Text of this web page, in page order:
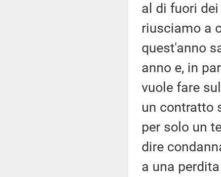
al di fuori
riusciamo a
quest'anno
anno e, in
vuole fare
un contratto
per solo un
dire
a una